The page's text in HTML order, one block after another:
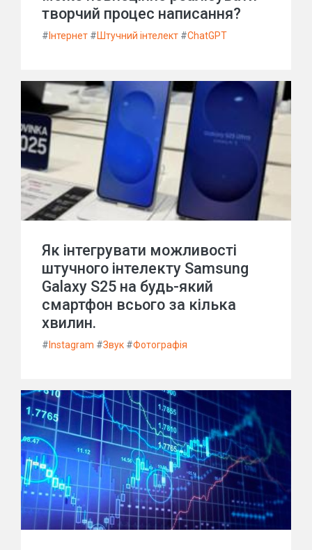
творчий процес написання?
# Інтернет #Штучний інтелект #ChatGPT
Як інтегрувати можливості
штучного інтелекту Samsung
Galaxy S25 на будь-який
смартфон всього за кілька
хвилин.
# Instagram #Звук #Фотографія